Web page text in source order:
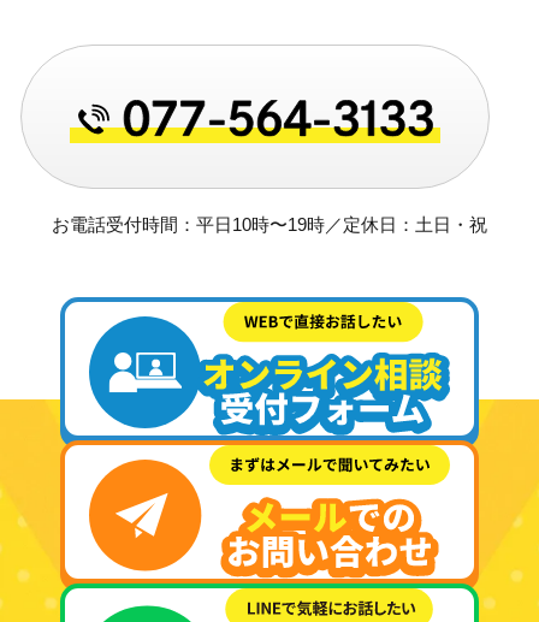
お電話受付時間：平日10時〜19時／定休日：土日・祝